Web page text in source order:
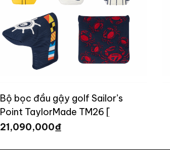
Bộ bọc đầu gậy golf Sailor’s
Point TaylorMade TM26 [
Limited ]
21,090,000₫